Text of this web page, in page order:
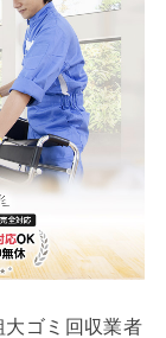
大ゴミ回収業者